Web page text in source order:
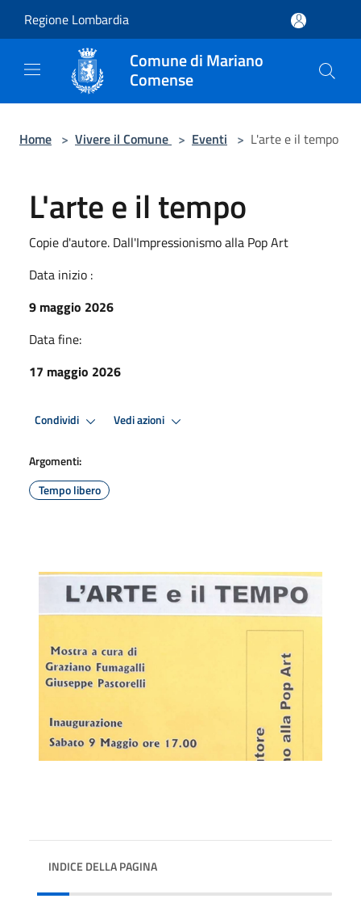
Regione Lombardia
Comune di Mariano
Comense
Home > Vivere il Comune > Eventi > L'arte e il tempo
L'arte e il tempo
Copie d'autore. Dall'Impressionismo alla Pop Art
Data inizio :
9 maggio 2026
Data fine:
17 maggio 2026
Condividi Vedi azioni
Argomenti:
Tempo libero
INDICE DELLA PAGINA